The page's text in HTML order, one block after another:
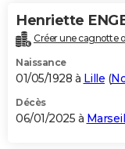
Henriette
Créer une cagnotte
Naissance
01/05/1928 à Lille (
Décès
06/01/2025 à